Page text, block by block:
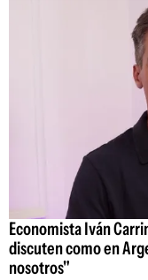
Economista Iván
discuten como en
nosotros"